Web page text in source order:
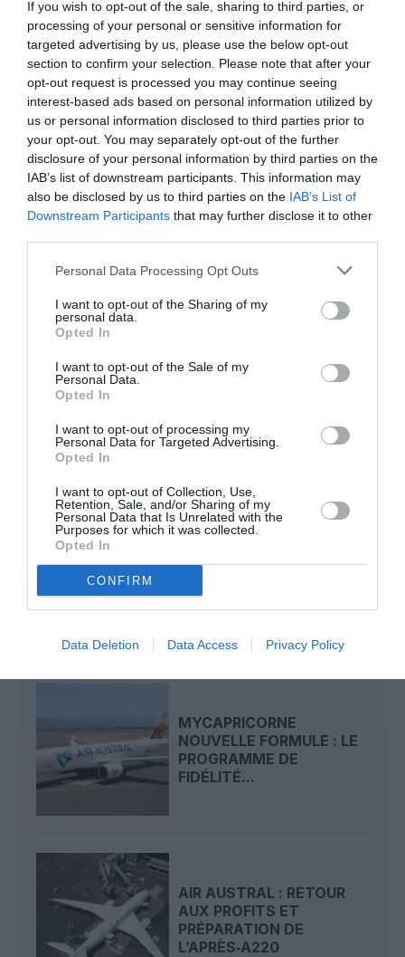
If you wish to opt-out of the sale, sharing to third parties, or
processing of your personal or sensitive information for
targeted advertising by us, please use the below opt-out
section to confirm your selection. Please note that after your
opt-out request is processed you may continue seeing
interest-based ads based on personal information utilized by
us or personal information disclosed to third parties prior to
your opt-out. You may separately opt-out of the further
disclosure of your personal information by third parties on the
IAB’s list of downstream participants. This information may
also be disclosed by us to third parties on the IAB’s List of
Downstream Participants that may further disclose it to other
Personal Data Processing Opt Outs
I want to opt-out of the Sharing of my
personal data.
Opted In
I want to opt-out of the Sale of my
Personal Data.
Opted In
I want to opt-out of processing my
Personal Data for Targeted Advertising.
Opted In
I want to opt-out of Collection, Use,
Retention, Sale, and/or Sharing of my
Personal Data that Is Unrelated with the
Purposes for which it was collected.
Opted In
CONFIRM
Data Deletion Data Access Privacy Policy
DERNIERS COMMENTAIRES
SERGE13a commenté l'article :
Flynas ouvre une ligne directe entre Médine et
Le ciel n’a jamais été aussi chargé : record de 153 359
vols commerciaux le 23 juillet 2026
LA RÉUNION-ROLAND
ACCÈS ET OUVERTURE...
MYCAPRICORNE
NOUVELLE FORMULE : LE
PROGRAMME DE
FIDÉLITÉ...
AIR AUSTRAL : RETOUR
AUX PROFITS ET
PRÉPARATION DE
L’APRÈS‑A220